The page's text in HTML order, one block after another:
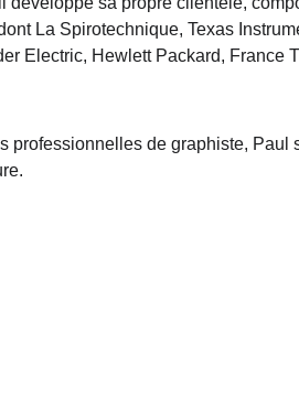
La Spirotechnique, Texas
Electric, Hewlett Packard, France
professionnelles de graphiste, Paul